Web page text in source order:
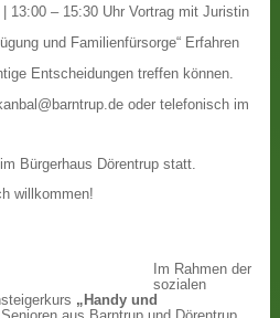
13:00 – 15:30 Uhr Vortrag mit Juristin
und Familienfürsorge“ Erfahren
Entscheidungen treffen können.
oder telefonisch im
Bürgerhaus Dörentrup statt.
willkommen!
Im Rahmen der
sozialen
„Handy und